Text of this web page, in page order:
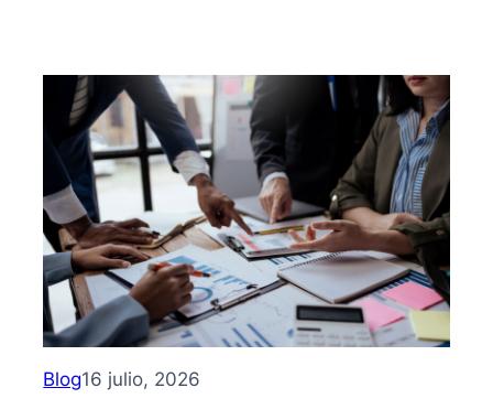
–
Edición
Pádel
Empresarial
Blog16 julio, 2026